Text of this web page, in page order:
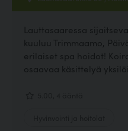
Lauttasaaressa
kuuluu Trimmaamo,
erilaiset spa hoidot!
osaavaa käsittelyä